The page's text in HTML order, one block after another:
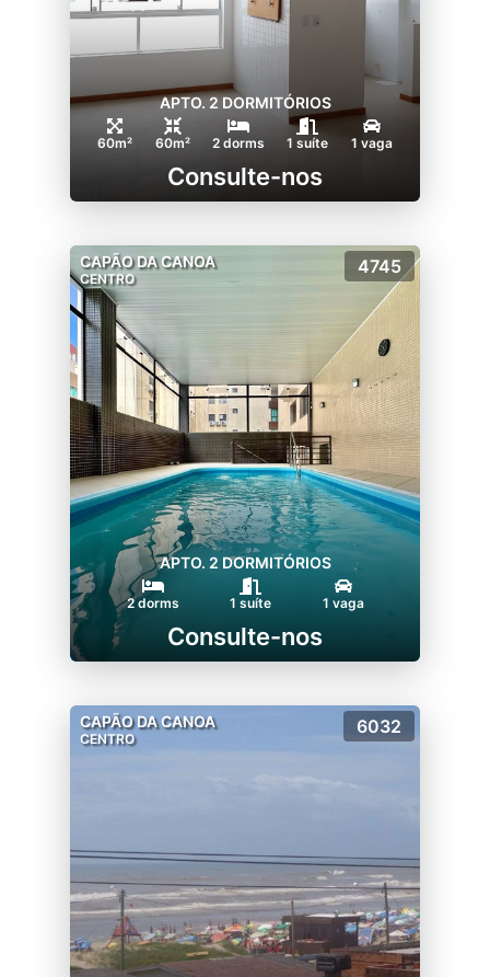
APTO. 2 DORMITÓRIOS
60m² 60m² 2 dorms 1 suíte 1 vaga
Consulte-nos
CAPÃO DA CANOA
CENTRO
4745
APTO. 2 DORMITÓRIOS
2 dorms 1 suíte 1 vaga
Consulte-nos
CAPÃO DA CANOA
CENTRO
6032